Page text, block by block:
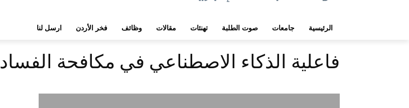
الرئيسية جامعات صوت الطلبة تهنئات مقالات وظائف فخر الأردن ارسل لنا
فاعلية الذكاء الاصطناعي في مكافحة الفساد